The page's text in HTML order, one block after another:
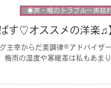
◉声・喉のトラブル〜声枯
す♡オススメの洋楽♫
主宰からだ美調律®︎アドバイザ
雨の湿度や寒暖差は私もあまり